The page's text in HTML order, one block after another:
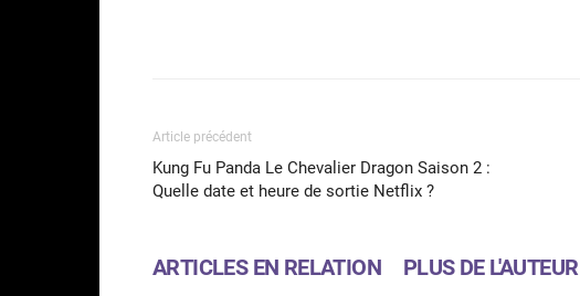
Article précédent
Kung Fu Panda Le Chevalier Dragon Saison 2 :
Quelle date et heure de sortie Netflix ?
ARTICLES EN RELATION PLUS DE L'AUTEUR